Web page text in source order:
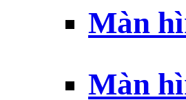
Màn
Màn